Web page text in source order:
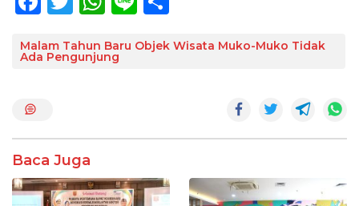
e
o
k
ittat
p
e ar
Malam Tahun Baru Objek Wisata Muko-Muko Tidak
Ada Pengunjung
Baca Juga